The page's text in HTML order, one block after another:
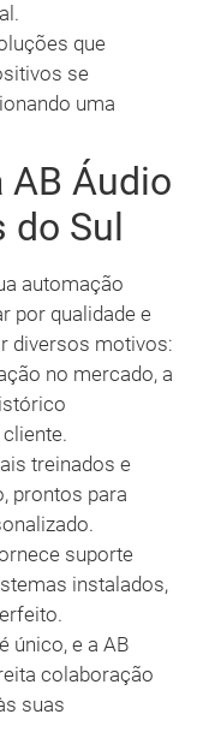
que
se
uma
AB Áudio
Sul
automação
por qualidade e
diversos motivos:
no mercado, a
treinados e
prontos para
suporte
instalados,
único, e a AB
colaboração
suas